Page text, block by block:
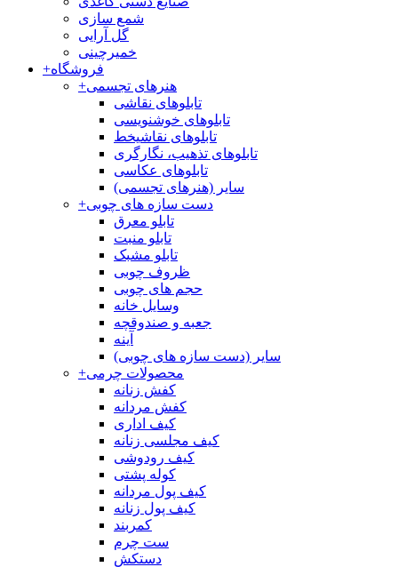
شمع سازی
گل آرایی
خمیرچینی
+فروشگاه
+هنرهای تجسمی
تابلوهای نقاشی
تابلوهای خوشنویسی
تابلوهای نقاشیخط
تابلوهای تذهیب، نگارگری
تابلوهای عکاسی
سایر (هنرهای تجسمی)
+دست سازه های چوبی
تابلو معرق
تابلو منبت
تابلو مشبک
ظروف چوبی
حجم های چوبی
وسایل خانه
جعبه و صندوقچه
آینه
سایر (دست سازه های چوبی)
+محصولات چرمی
کفش زنانه
کفش مردانه
کیف اداری
کیف مجلسی زنانه
کیف رودوشی
کوله پشتی
کیف پول مردانه
کیف پول زنانه
کمربند
ست چرم
دستکش